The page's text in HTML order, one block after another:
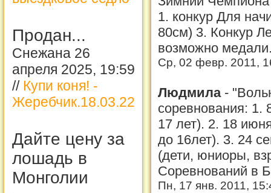
Продан...
Снежана 26
апреля 2025, 19:59
// Купи коня! -
Жеребчик.18.03.22
Дайте цену за
лошадь в
Монголии
1. конкур Для
80см) 3. Конкур
возможно
Ср, 02 февр. 2011,
Людмила -
соревнования: 1.
17 лет). 2. 18
до 16лет). 3. 24
(дети, юниоры,
Соревнований в
Пн, 17 янв. 2011,